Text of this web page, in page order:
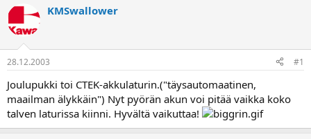
s
u
s
t
e
l
n
a
l
o
p
ä
v
ä
KMSwallower
28.12.2003 #1
Joulupukki toi CTEK-akkulaturin.("täysautomaatinen,
maailman älykkäin") Nyt pyörän akun voi pitää vaikka koko
talven laturissa kiinni. Hyvältä vaikuttaa!